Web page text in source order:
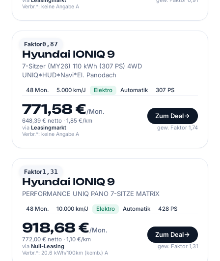
Verbr.*: keine Angabe A
Faktor0,87
HYUNDAI
Hyundai IONIQ 9
7-Sitzer (MY26) 110 kWh (307 PS) 4WD
UNIQ*HUD*Navi*El. Panodach
48 Mon. 5.000 km/J Elektro Automatik 307 PS
771,58 €/Mon.
648,39 € netto · 1,85 €/km
Zum Deal
via Leasingmarkt gew. Faktor 1,74
Verbr.*: keine Angabe A
Faktor1,31
HYUNDAI
Hyundai IONIQ 9
PERFORMANCE UNIQ PANO 7-SITZE MATRIX
48 Mon. 10.000 km/J Elektro Automatik 428 PS
918,68 €/Mon.
772,00 € netto · 1,10 €/km
Zum Deal
via Null-Leasing gew. Faktor 1,31
Verbr.*: 20.6 kWh/100km (komb.) A